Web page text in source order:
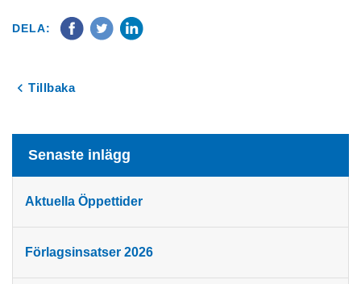
DELA:
Tillbaka
Senaste inlägg
Aktuella Öppettider
Förlagsinsatser 2026